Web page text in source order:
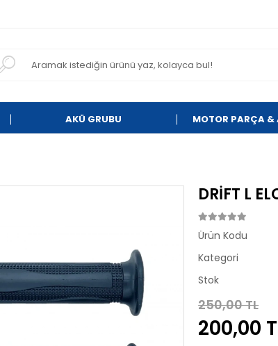
AKÜ GRUBU MOTOR PARÇA &
DRİFT L
Ürün Kodu
Kategori
Stok
250,00 TL
200,00